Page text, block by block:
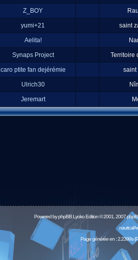
Z_BOY
yumi+21 saint
Aelita!
Synaps Project Territoire
caro ptite fan dejérémie saint
Ulrich30
Jeremart
Powered byphpBBLyoko Edition © 2001, 2007
Page générée en : 2.2399s